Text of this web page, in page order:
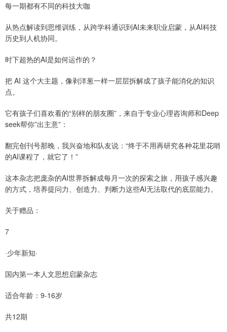
每一期都有不同的科技大咖
从热点解读到思维训练，从跨学科通识到AI未来职业启蒙，从AI科技
历史到人机协同。
时下超热的AI是如何运作的？
把 AI 这个大主题，像剥洋葱一样一层层拆解成了孩子能消化的知识
点。
它有孩子们喜欢看的“别样的朋友圈”，来自于专业心理咨询师和Deep
seek帮你”出主意”：
翻完创刊号那晚，我兴奋地和队友说：“终于不用再研究各种花里花哨
的AI课程了，就它了！”
这本杂志把庞杂的AI世界拆解成每月一次的探索之旅，用孩子感兴趣
的方式，培养提问力、创造力、判断力这些AI无法取代的底层能力。
关于赠品：
7
·少年新知·
国内第一本人文思想启蒙杂志
适合年龄：9-16岁
共12期